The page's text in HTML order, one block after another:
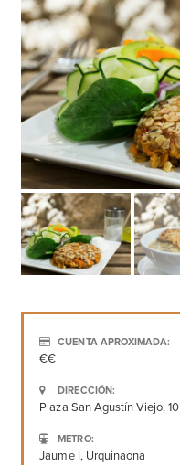
CUENTA APROXIMADA:
€€
DIRECCIÓN:
Plaza San Agustín Viejo, 10
METRO:
Jaume I, Urquinaona